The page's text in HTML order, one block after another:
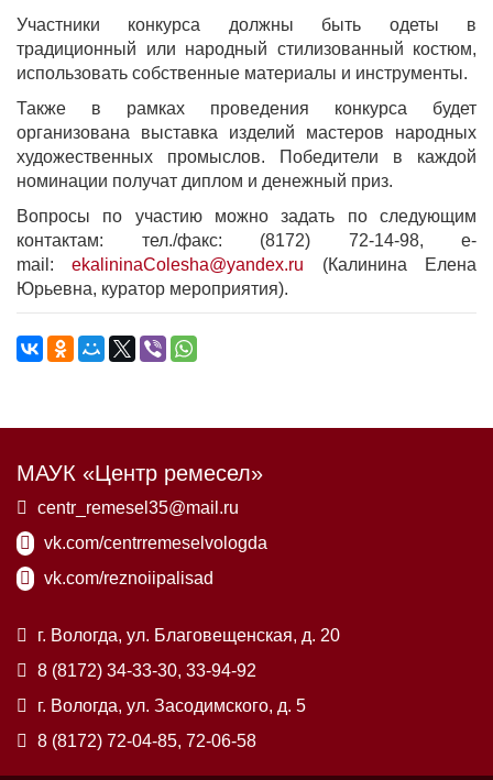
Участники конкурса должны быть одеты в
традиционный или народный стилизованный костюм,
использовать собственные материалы и инструменты.
Также в рамках проведения конкурса будет
организована выставка изделий мастеров народных
художественных промыслов. Победители в каждой
номинации получат диплом и денежный приз.
Вопросы по участию можно задать по следующим
контактам: тел./факс: (8172) 72-14-98, e-
mail:ekalininaColesha@yandex.ru (Калинина Елена
Юрьевна, куратор мероприятия).
МАУК «Центр ремесел»
centr_remesel35@mail.ru
vk.com/centrremeselvologda
vk.com/reznoiipalisad
г. Вологда, ул. Благовещенская, д. 20
8 (8172) 34-33-30, 33-94-92
г. Вологда, ул. Засодимского, д. 5
8 (8172) 72-04-85, 72-06-58